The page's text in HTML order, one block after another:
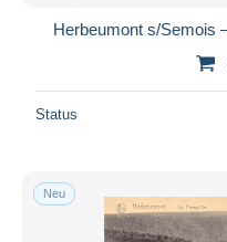
Herbeumont s/Semois
Status
Neu